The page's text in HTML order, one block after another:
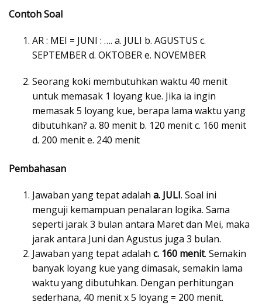
Contoh Soal
AR : MEI = JUNI : …. a. JULI b. AGUSTUS c.
SEPTEMBER d. OKTOBER e. NOVEMBER
Seorang koki membutuhkan waktu 40 menit
untuk memasak 1 loyang kue. Jika ia ingin
memasak 5 loyang kue, berapa lama waktu yang
dibutuhkan? a. 80 menit b. 120 menit c. 160 menit
d. 200 menit e. 240 menit
Pembahasan
Jawaban yang tepat adalah a. JULI. Soal ini
menguji kemampuan penalaran logika. Sama
seperti jarak 3 bulan antara Maret dan Mei, maka
jarak antara Juni dan Agustus juga 3 bulan.
Jawaban yang tepat adalah c. 160 menit. Semakin
banyak loyang kue yang dimasak, semakin lama
waktu yang dibutuhkan. Dengan perhitungan
sederhana, 40 menit x 5 loyang = 200 menit.